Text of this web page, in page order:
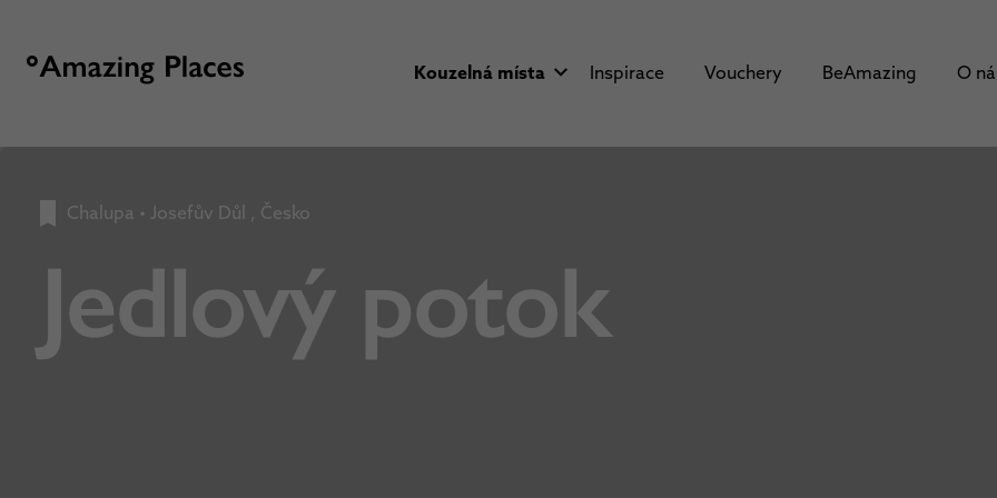
Kouzelná místa Inspirace Vouchery BeAmazing O
Chalupa • Josefův Důl , Česko
Jedlový potok